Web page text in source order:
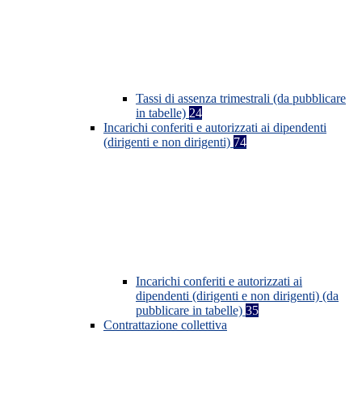
Tassi di assenza trimestrali (da pubblicare
in tabelle) 24
Incarichi conferiti e autorizzati ai dipendenti
(dirigenti e non dirigenti) 74
Incarichi conferiti e autorizzati ai
dipendenti (dirigenti e non dirigenti) (da
pubblicare in tabelle) 35
Contrattazione collettiva